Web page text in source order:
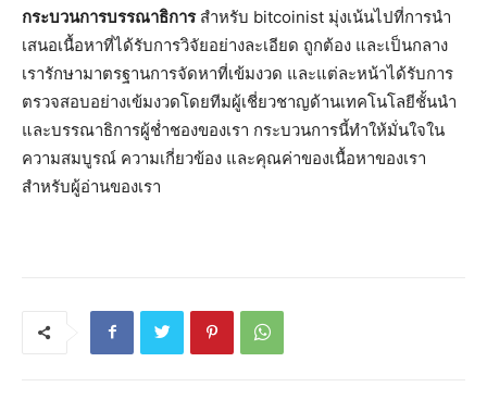
กระบวนการบรรณาธิการสำหรับ bitcoinist มุ่งเน้นไปที่การนำ
เสนอเนื้อหาที่ได้รับการวิจัยอย่างละเอียด ถูกต้อง และเป็นกลาง
เรารักษามาตรฐานการจัดหาที่เข้มงวด และแต่ละหน้าได้รับการ
ตรวจสอบอย่างเข้มงวดโดยทีมผู้เชี่ยวชาญด้านเทคโนโลยีชั้นนำ
และบรรณาธิการผู้ช่ำชองของเรา กระบวนการนี้ทำให้มั่นใจใน
ความสมบูรณ์ ความเกี่ยวข้อง และคุณค่าของเนื้อหาของเรา
สำหรับผู้อ่านของเรา